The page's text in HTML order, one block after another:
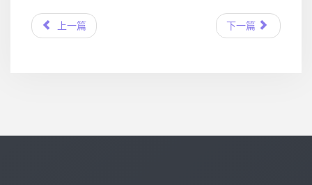
上一篇 下一篇